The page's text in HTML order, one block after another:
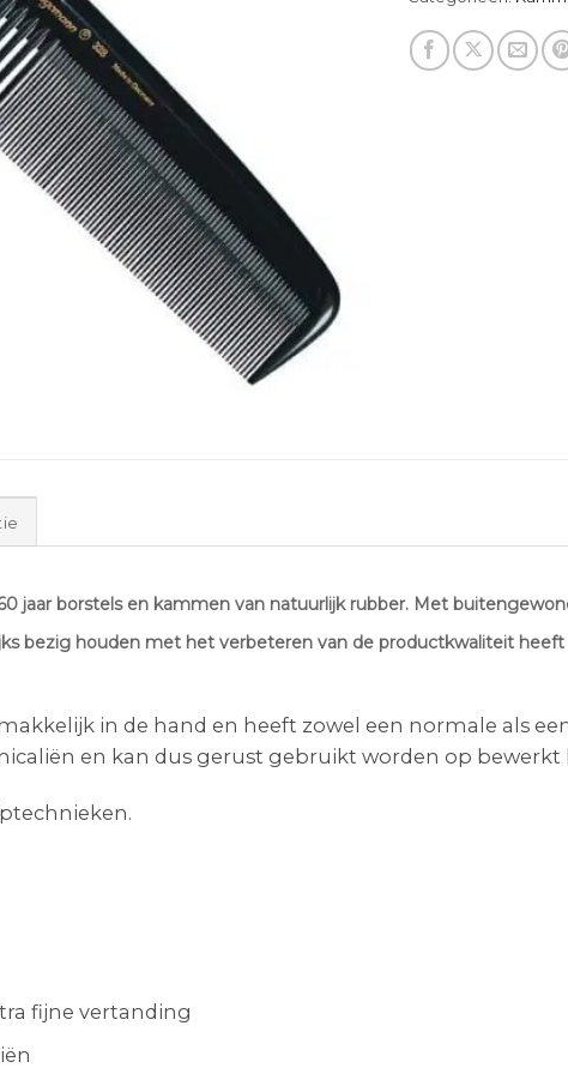
jaar borstels en kammen van natuurlijk rubber. Met
bezig houden met het verbeteren van de productkwaliteit
in de hand en heeft zowel een normale als
en kan dus gerust gebruikt worden op bewerkt
fijne vertanding